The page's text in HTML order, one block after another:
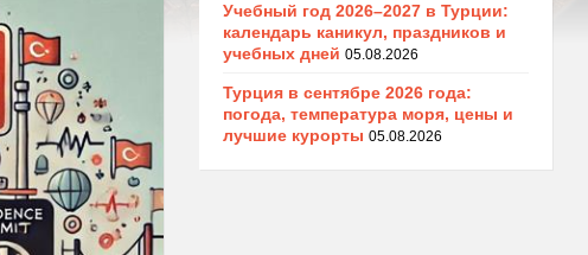
Учебный год 2026–2027 в Турции:
календарь каникул, праздников и
учебных дней 05.08.2026
Турция в сентябре 2026 года:
погода, температура моря, цены и
лучшие курорты 05.08.2026